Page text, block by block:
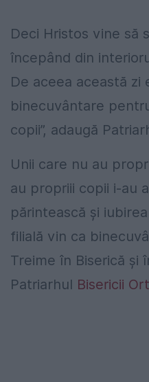
Deci Hristos vine să
începând din
De aceea această zi
binecuvântare
copii”, adaugă
Unii care nu au
au propriii copii i-au
părintească şi
filială vin ca
Treime în Biserică şi
Patriarhul Bisericii